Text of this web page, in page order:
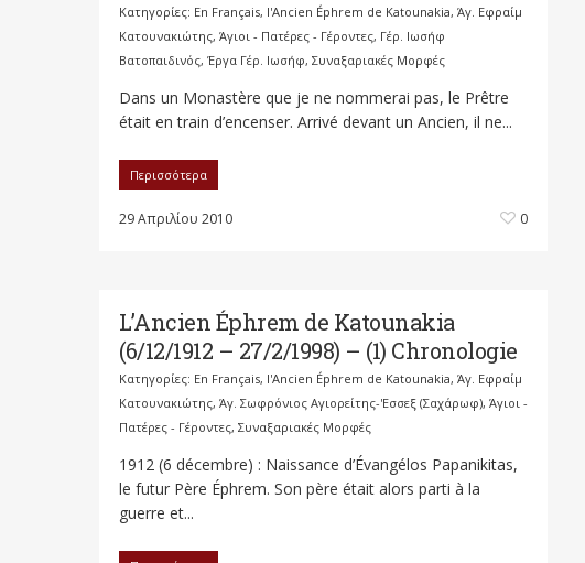
Κατηγορίες: En Français, l'Ancien Éphrem de Katounakia, Άγ. Εφραίμ
Κατουνακιώτης, Άγιοι - Πατέρες - Γέροντες, Γέρ. Ιωσήφ
Βατοπαιδινός, Έργα Γέρ. Ιωσήφ, Συναξαριακές Μορφές
Dans un Monastère que je ne nommerai pas, le Prêtre
était en train d’encenser. Arrivé devant un Ancien, il ne...
Περισσότερα
29 Απριλίου 2010 0
L’Ancien Éphrem de Katounakia
(6/12/1912 – 27/2/1998) – (1) Chronologie
Κατηγορίες: En Français, l'Ancien Éphrem de Katounakia, Άγ. Εφραίμ
Κατουνακιώτης, Άγ. Σωφρόνιος Αγιορείτης-'Εσσεξ (Σαχάρωφ), Άγιοι -
Πατέρες - Γέροντες, Συναξαριακές Μορφές
1912 (6 décembre) : Naissance d’Évangélos Papanikitas,
le futur Père Éphrem. Son père était alors parti à la
guerre et...